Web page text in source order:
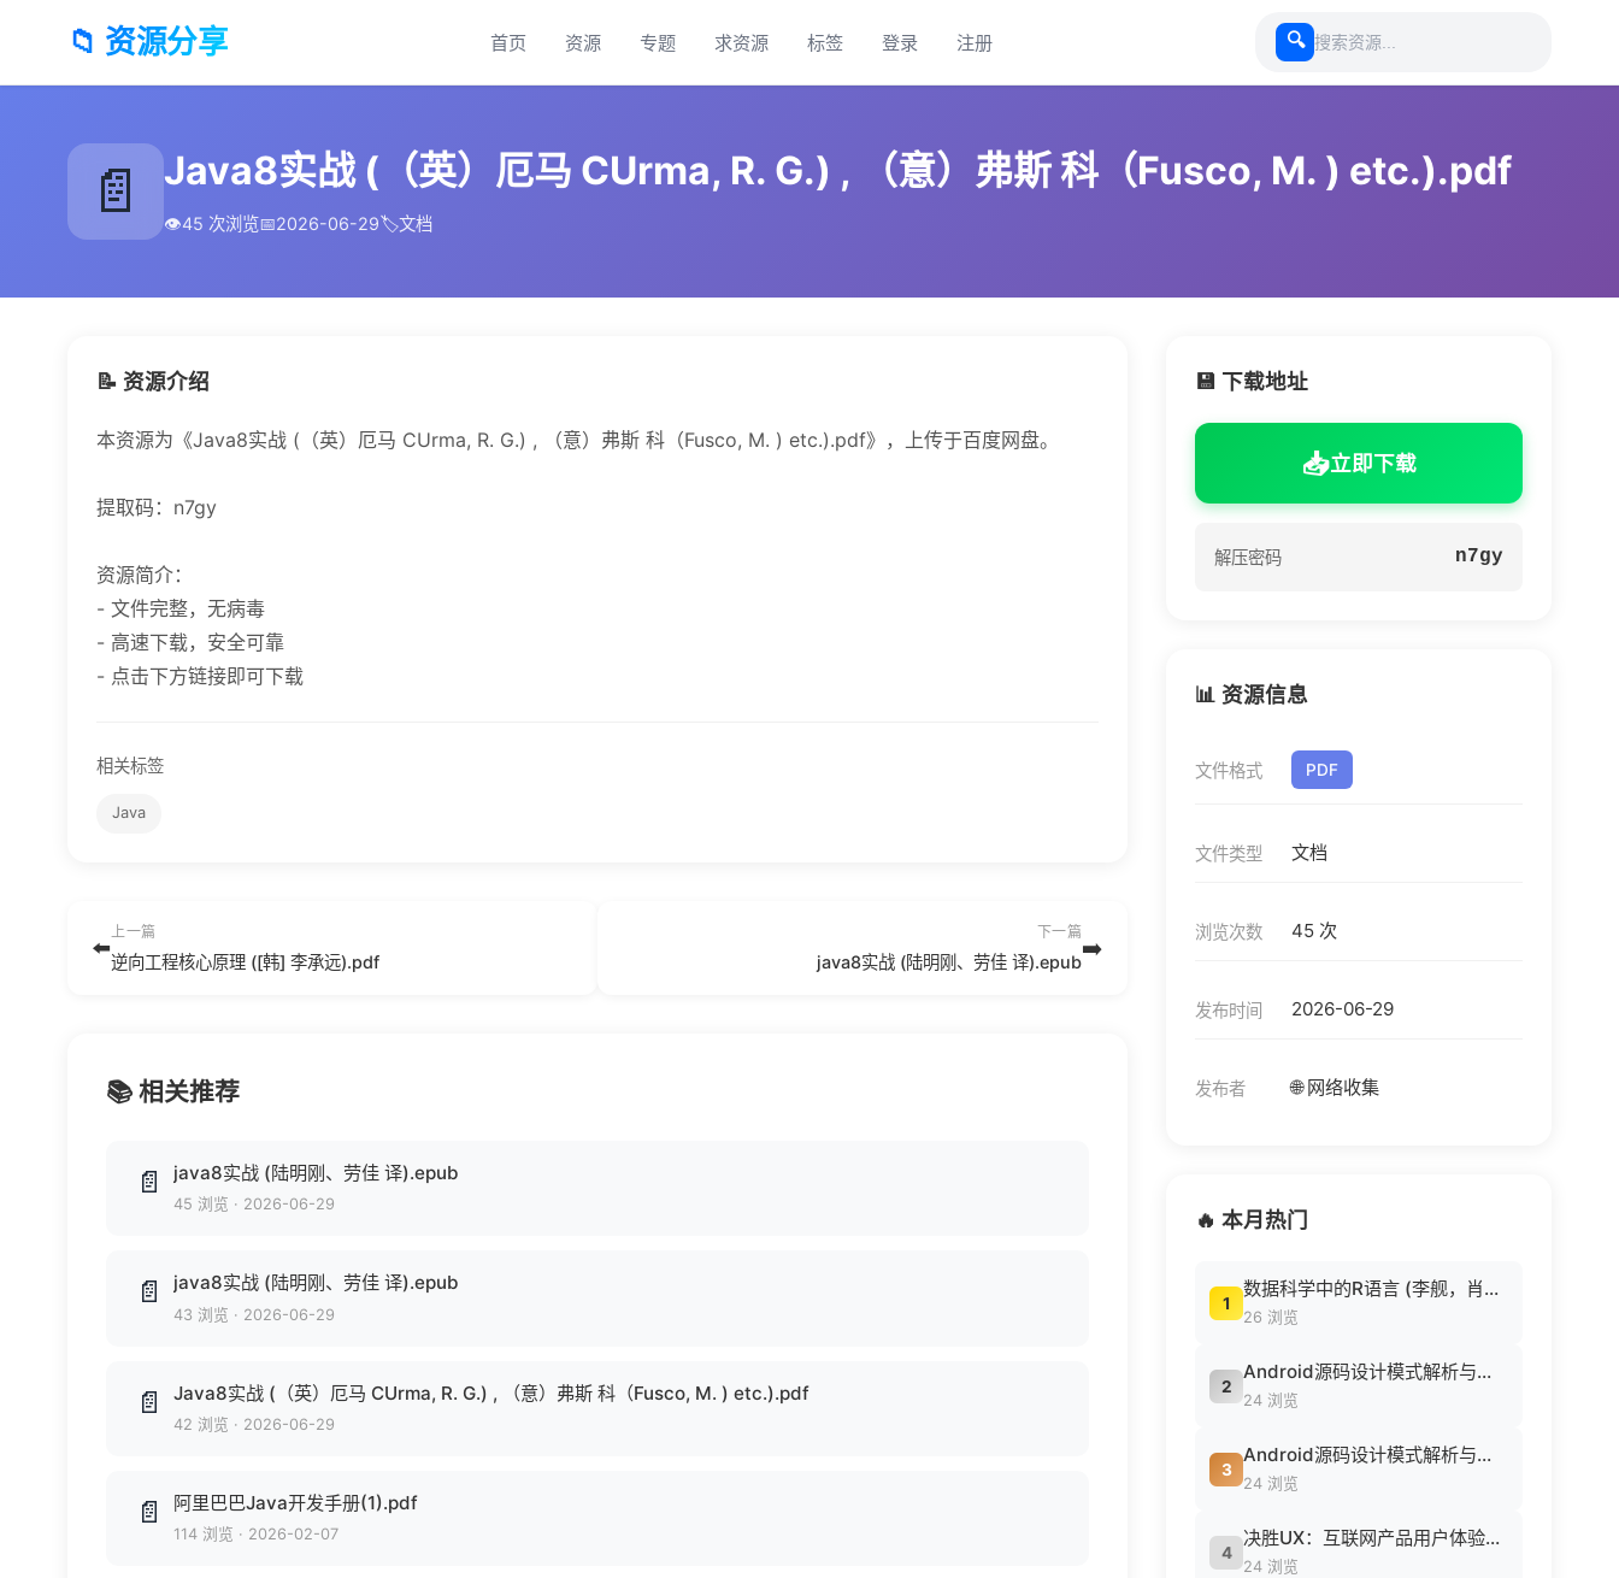
📁 资源分享 首页 资源 专题 求资源 标签 登录 注册 🔍
📄 Java8实战 (（英）厄马 CUrma, R. G.) , （意）弗斯 科（Fusco, M. ) etc.).pdf
👁️45 次浏览📅2026-06-29🏷️文档
📝 资源介绍
本资源为《Java8实战 (（英）厄马 CUrma, R. G.) , （意）弗斯 科（Fusco, M. ) etc.).pdf》，上传于百度网盘。
提取码：n7gy
资源简介：
- 文件完整，无病毒
- 高速下载，安全可靠
- 点击下方链接即可下载
相关标签
Java
⬅️
上一篇
逆向工程核心原理 ([韩] 李承远).pdf
下一篇
java8实战 (陆明刚、劳佳 译).epub➡️
📚 相关推荐
📄 java8实战 (陆明刚、劳佳 译).epub
45 浏览 · 2026-06-29
📄 java8实战 (陆明刚、劳佳 译).epub
43 浏览 · 2026-06-29
📄 Java8实战 (（英）厄马 CUrma, R. G.) , （意）弗斯 科（Fusco, M. ) etc.).pdf
42 浏览 · 2026-06-29
📄 阿里巴巴Java开发手册(1).pdf
114 浏览 · 2026-02-07
💾 下载地址
📥立即下载
解压密码 n7gy
📊 资源信息
文件格式 PDF
文件类型 文档
浏览次数 45 次
发布时间 2026-06-29
发布者 🌐 网络收集
🔥 本月热门
1
数据科学中的R语言 (李舰，肖凯著, 李舰，肖凯著；吴喜之审校, Pdg2Pic).pdf
26 浏览
2
Android源码设计模式解析与实战 (何红辉，关爱民著, 何红辉, 关爱民著, 何红辉, 关爱民).pdf
24 浏览
3
Android源码设计模式解析与实战 (何红辉，关爱民著, 何红辉, 关爱民著, 何红辉, 关爱民).pdf
24 浏览
4
决胜UX：互联网产品用户体验策略 ([美] Jaime Levy [[美] Jaime Levy]).epub
24 浏览